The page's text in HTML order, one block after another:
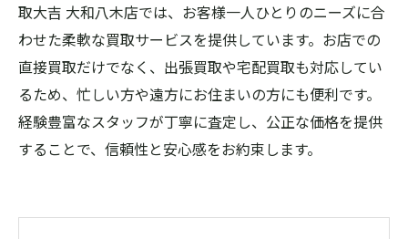
取大吉 大和八木店では、お客様一人ひとりのニーズに合
わせた柔軟な買取サービスを提供しています。お店での
直接買取だけでなく、出張買取や宅配買取も対応してい
るため、忙しい方や遠方にお住まいの方にも便利です。
経験豊富なスタッフが丁寧に査定し、公正な価格を提供
することで、信頼性と安心感をお約束します。